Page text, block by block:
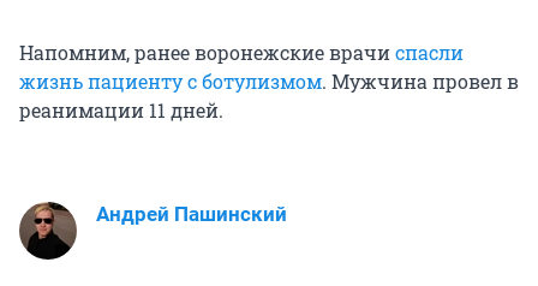
Напомним, ранее воронежские врачиспасли
жизнь пациенту с ботулизмом. Мужчина провел в
реанимации 11 дней.
Андрей Пашинский